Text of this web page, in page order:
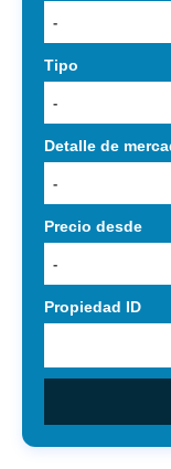
-
Tipo
-
Detalle de
-
Precio desde
-
Propiedad ID